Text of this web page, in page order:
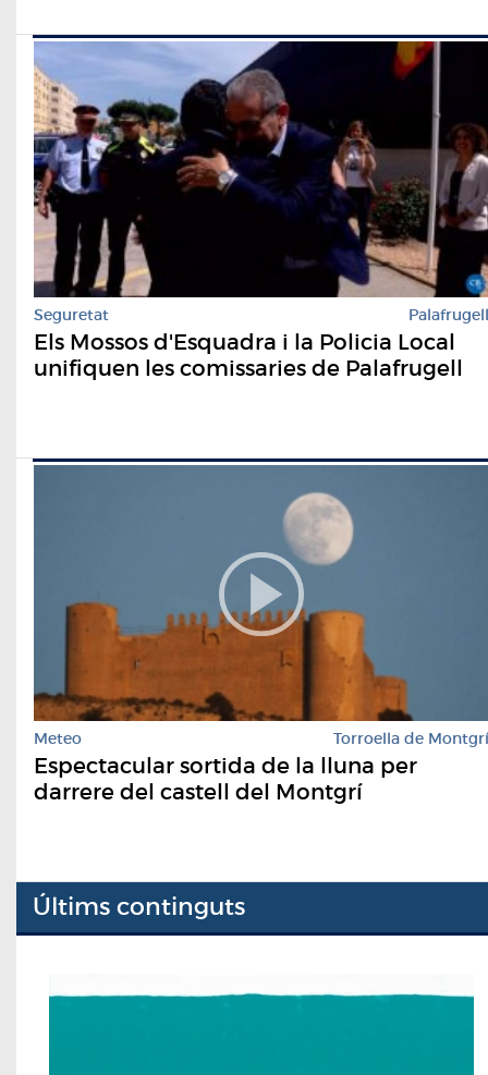
Seguretat Palafrugell
Els Mossos d'Esquadra i la Policia Local
unifiquen les comissaries de Palafrugell
Meteo Torroella de Montgrí
Espectacular sortida de la lluna per
darrere del castell del Montgrí
Últims continguts